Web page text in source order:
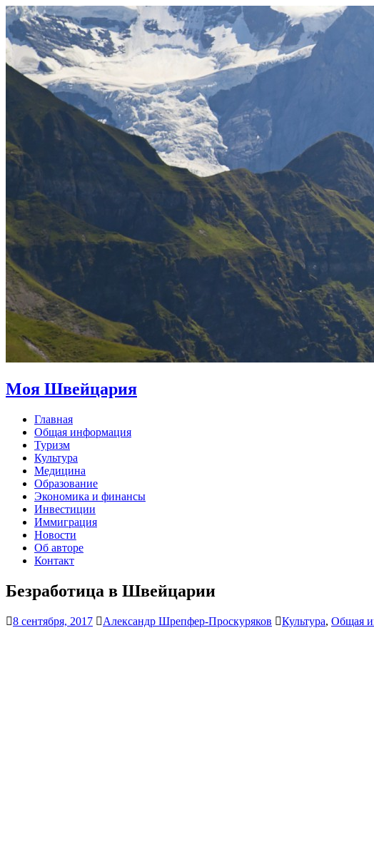
Моя Швейцария
Главная
Общая информация
Туризм
Культура
Медицина
Образование
Экономика и финансы
Инвестиции
Иммиграция
Новости
Об авторе
Контакт
Безработица в Швейцарии
8 сентября, 2017 Александр Шрепфер-Проскуряков Культура, Общая